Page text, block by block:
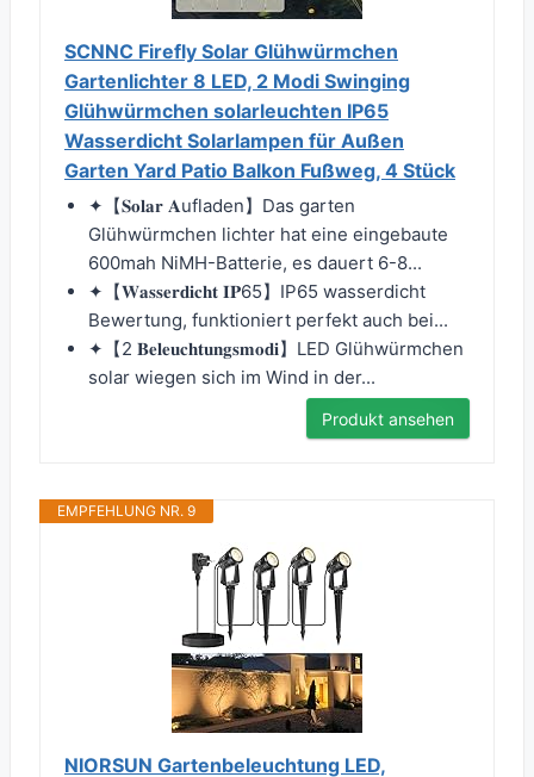
SCNNC Firefly Solar Glühwürmchen
Gartenlichter 8 LED, 2 Modi Swinging
Glühwürmchen solarleuchten IP65
Wasserdicht Solarlampen für Außen
Garten Yard Patio Balkon Fußweg, 4 Stück
✦【𝐒𝐨𝐥𝐚𝐫 𝐀ufladen】Das garten
Glühwürmchen lichter hat eine eingebaute
600mah NiMH-Batterie, es dauert 6-8...
✦【𝐖𝐚𝐬𝐬𝐞𝐫𝐝𝐢𝐜𝐡𝐭 𝐈𝐏65】IP65 wasserdicht
Bewertung, funktioniert perfekt auch bei...
✦【2 𝐁𝐞𝐥𝐞𝐮𝐜𝐡𝐭𝐮𝐧𝐠𝐬𝐦𝐨𝐝𝐢】LED Glühwürmchen
solar wiegen sich im Wind in der...
Produkt ansehen
EMPFEHLUNG NR. 9
NIORSUN Gartenbeleuchtung LED,